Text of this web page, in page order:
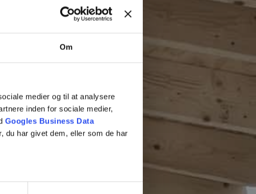
Om
medier og til at analysere
inden for sociale medier,
Googles Business Data
du har givet dem, eller som de har